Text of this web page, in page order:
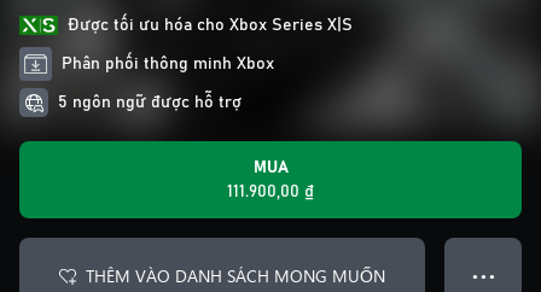
Được tối ưu hóa cho Xbox Series X|S
Phân phối thông minh Xbox
5 ngôn ngữ được hỗ trợ
MUA
111.900,00 ₫
THÊM VÀO DANH SÁCH MONG MUỐN ● ● ●